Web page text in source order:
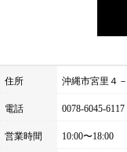
住所 沖縄市宮里４
電話 0078-6045-6117
営業時間 10:00〜18:00